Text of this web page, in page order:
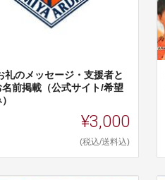
礼のメッセージ・支援者と
名前掲載（公式サイト/希望
¥3,000
(税込/送料込)